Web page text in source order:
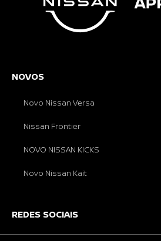
NOVOS
Novo Nissan Versa
Nissan Frontier
NOVO NISSAN KICKS
Novo Nissan Kait
REDES SOCIAIS